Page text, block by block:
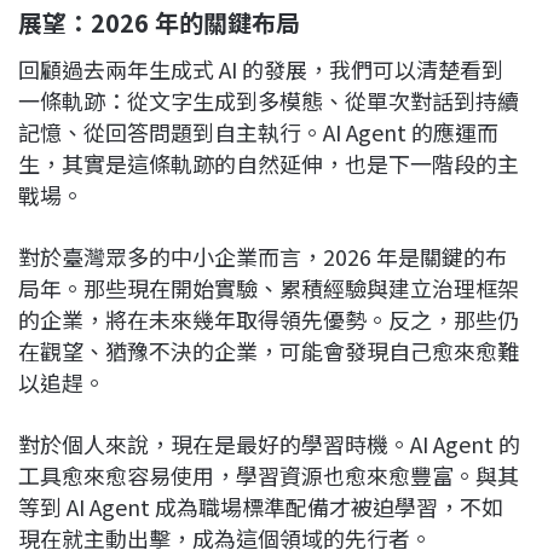
展望：2026 年的關鍵布局
回顧過去兩年生成式 AI 的發展，我們可以清楚看到
一條軌跡：從文字生成到多模態、從單次對話到持續
記憶、從回答問題到自主執行。AI Agent 的應運而
生，其實是這條軌跡的自然延伸，也是下一階段的主
戰場。
對於臺灣眾多的中小企業而言，2026 年是關鍵的布
局年。那些現在開始實驗、累積經驗與建立治理框架
的企業，將在未來幾年取得領先優勢。反之，那些仍
在觀望、猶豫不決的企業，可能會發現自己愈來愈難
以追趕。
對於個人來說，現在是最好的學習時機。AI Agent 的
工具愈來愈容易使用，學習資源也愈來愈豐富。與其
等到 AI Agent 成為職場標準配備才被迫學習，不如
現在就主動出擊，成為這個領域的先行者。